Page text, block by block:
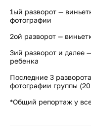
1ый разворот —
фотографии
2ой разворот —
3ий разворот и далее
ребенка
Последние 3
фотографии группы
*Общий репортаж у